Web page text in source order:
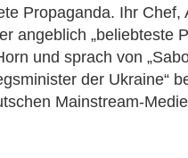
Propaganda. Ihr
angeblich „beliebteste
und sprach von
der Ukraine“
Mainstream-